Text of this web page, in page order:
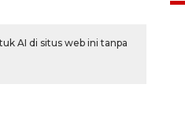
AI di situs web ini tanpa